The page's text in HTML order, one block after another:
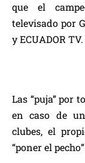
que el
televisado por
y ECUADOR TV.
Las “puja” por
en caso de
clubes, el
“poner el